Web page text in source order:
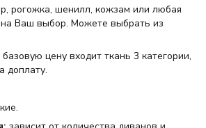
рогожка, шенилл, кожзам или любая
на Ваш выбор. Можете выбрать из
базовую цену входит ткань 3 категории,
доплату.